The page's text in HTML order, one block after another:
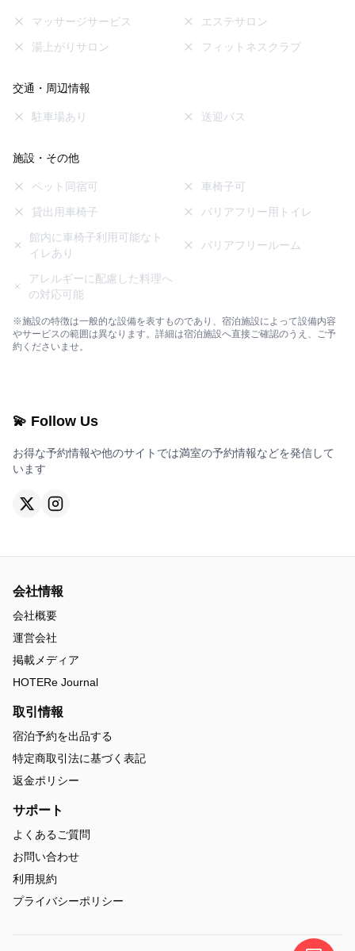
マッサージサービス
エステサロン
湯上がりサロン
フィットネスクラブ
交通・周辺情報
駐車場あり 送迎バス
施設・その他
ペット同宿可
車椅子可
貸出用車椅子
バリアフリー用トイレ
館内に車椅子利用可能なト
イレあり
バリアフリールーム
アレルギーに配慮した料理へ
の対応可能
※施設の特徴は一般的な設備を表すものであり、宿泊施設によって設備内容
やサービスの範囲は異なります。詳細は宿泊施設へ直接ご確認のうえ、ご予
約くださいませ。
💫 Follow Us
お得な予約情報や他のサイトでは満室の予約情報などを発信して
います
会社情報
会社概要
運営会社
掲載メディア
HOTERe Journal
取引情報
宿泊予約を出品する
特定商取引法に基づく表記
返金ポリシー
サポート
よくあるご質問
お問い合わせ
利用規約
プライバシーポリシー